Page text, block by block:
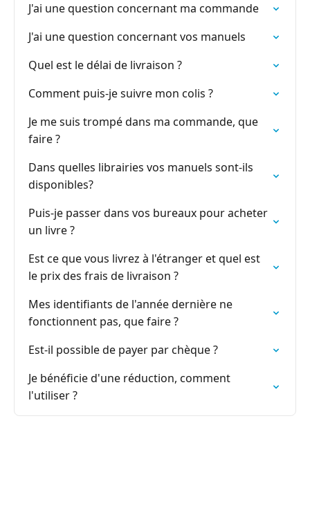
J'ai une question concernant ma commande
J'ai une question concernant vos manuels
Quel est le délai de livraison ?
Comment puis-je suivre mon colis ?
Je me suis trompé dans ma commande, que
faire ?
Dans quelles librairies vos manuels sont-ils
disponibles?
Puis-je passer dans vos bureaux pour acheter
un livre ?
Est ce que vous livrez à l'étranger et quel est
le prix des frais de livraison ?
Mes identifiants de l'année dernière ne
fonctionnent pas, que faire ?
Est-il possible de payer par chèque ?
Je bénéficie d'une réduction, comment
l'utiliser ?